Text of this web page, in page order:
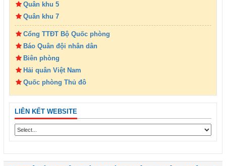
Quân khu 5
Quân khu 7
Cổng TTĐT Bộ Quốc phòng
Báo Quân đội nhân dân
Biên phòng
Hải quân Việt Nam
Quốc phòng Thủ đô
LIÊN KẾT WEBSITE